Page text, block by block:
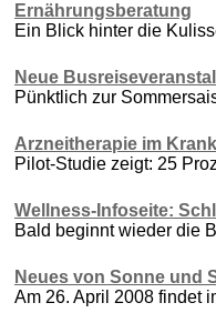
Ernährungsberatung
Ein Blick hinter die
Neue
Pünktlich zur
Arzneitherapie im
Pilot-Studie zeigt: 25
Wellness-Infoseite:
Bald beginnt wieder die
Neues von Sonne und
Am 26. April 2008 findet